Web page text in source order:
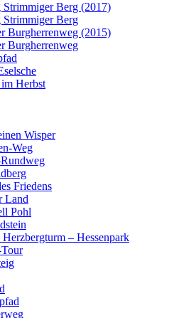
Strimmiger Berg (2017)
Strimmiger Berg
Burgherrenweg (2015)
Burgherrenweg
Herbst
Wisper
Weg
Friedens
Land
Pohl
Herzbergturm – Hessenpark